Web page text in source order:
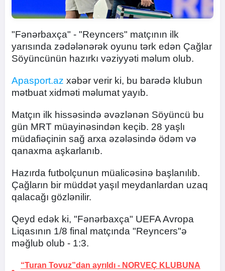
"Fənərbaxça" - "Reyncers" matçının ilk
yarısında zədələnərək oyunu tərk edən Çağlar
Söyüncünün hazırkı vəziyyəti məlum olub.
Apasport.az xəbər verir ki, bu barədə klubun
mətbuat xidməti məlumat yayıb.
Matçın ilk hissəsində əvəzlənən Söyüncü bu
gün MRT müayinəsindən keçib. 28 yaşlı
müdafiəçinin sağ arxa əzələsində ödəm və
qanaxma aşkarlanıb.
Hazırda futbolçunun müalicəsinə başlanılıb.
Çağların bir müddət yaşıl meydanlardan uzaq
qalacağı gözlənilir.
Qeyd edək ki, "Fənərbaxça" UEFA Avropa
Liqasının 1/8 final matçında "Reyncers"ə
məğlub olub - 1:3.
“Turan Tovuz”dan ayrıldı - NORVEÇ KLUBUNA